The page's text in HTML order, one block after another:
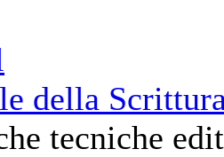
della
tecniche